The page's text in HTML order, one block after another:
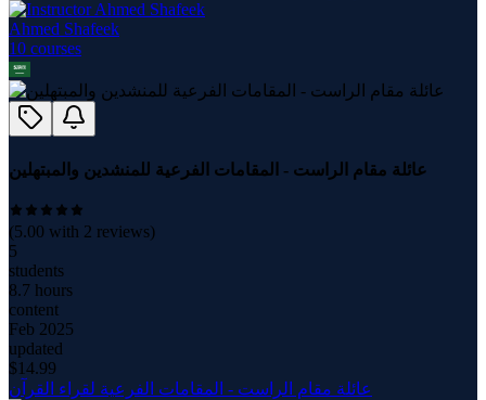
Ahmed Shafeek
10 courses
عائلة مقام الراست - المقامات الفرعية للمنشدين والمبتهلين
(5.00 with 2 reviews)
5
students
8.7 hours
content
Feb 2025
updated
$14.99
عائلة مقام الراست - المقامات الفرعية لقراء القرآن